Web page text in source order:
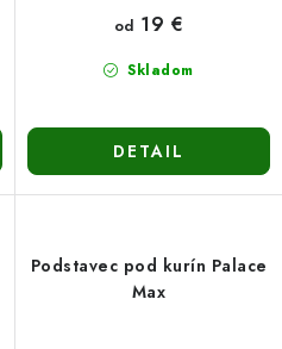
Skladom
od 19 €
DETAIL
Podstavec pod kurín Palace
Max